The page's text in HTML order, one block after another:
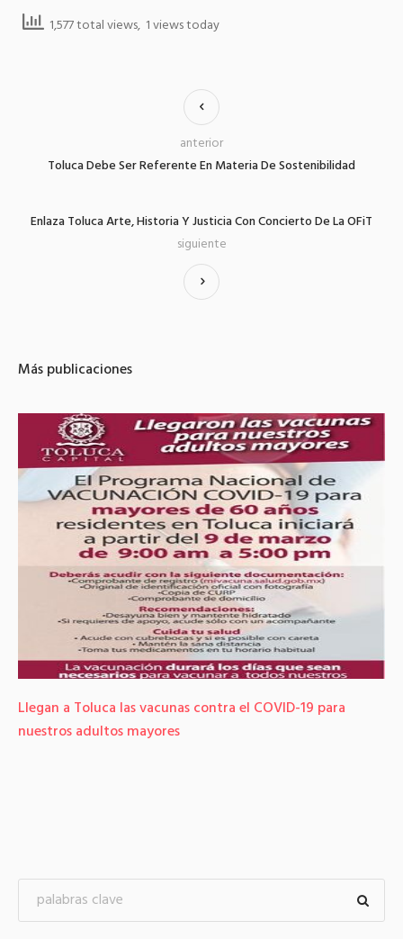
1,577 total views, 1 views today
Toluca Debe Ser Referente En Materia De Sostenibilidad
anterior
Enlaza Toluca Arte, Historia Y Justicia Con Concierto De La OFiT
siguiente
Más publicaciones
Llegan a Toluca las vacunas contra el COVID-19 para
nuestros adultos mayores